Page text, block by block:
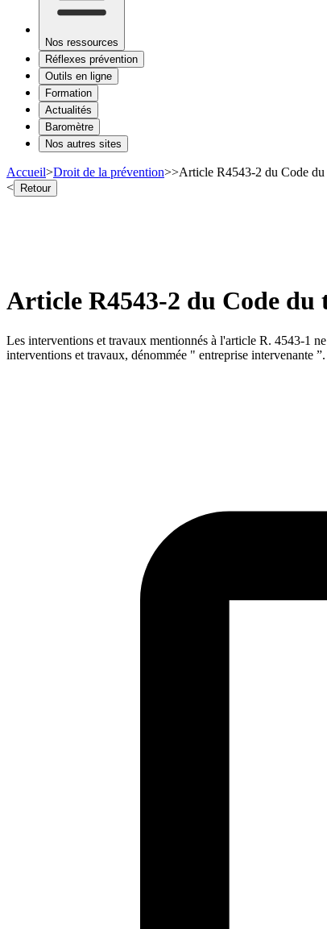
Nos ressources
Réflexes prévention
Outils en ligne
Formation
Actualités
Baromètre
Nos autres sites
Accueil>Droit de la prévention>>Article R4543-2 du Code du
< Retour
Article R4543-2 du Code du
Les interventions et travaux mentionnés à l'article R. 4543-1
interventions et travaux, dénommée " entreprise intervenante